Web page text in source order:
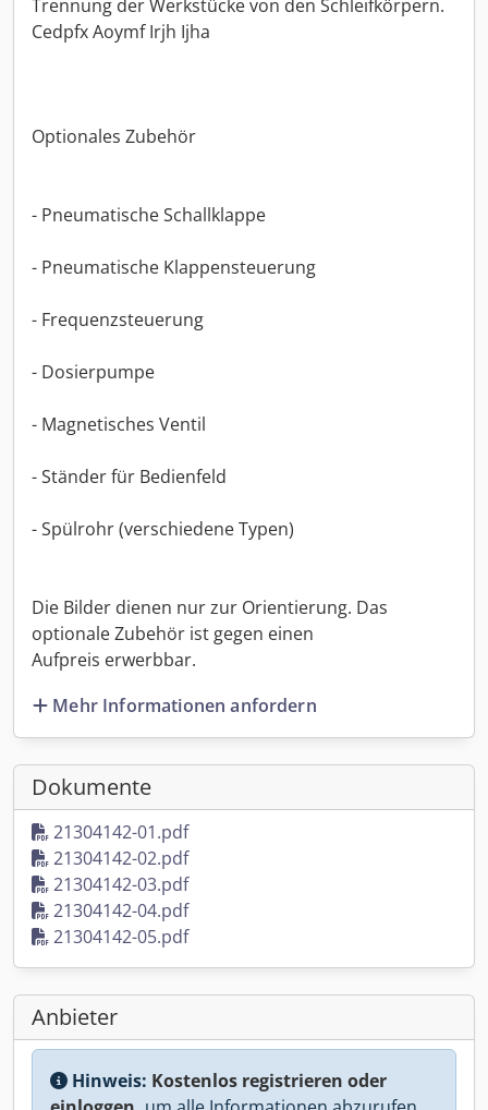
Trennung der Werkstücke von den Schleifkörpern.
Cedpfx Aoymf Irjh Ijha
Optionales Zubehör
- Pneumatische Schallklappe
- Pneumatische Klappensteuerung
- Frequenzsteuerung
- Dosierpumpe
- Magnetisches Ventil
- Ständer für Bedienfeld
- Spülrohr (verschiedene Typen)
Die Bilder dienen nur zur Orientierung. Das
optionale Zubehör ist gegen einen
Aufpreis erwerbbar.
Mehr Informationen anfordern
Dokumente
21304142-01.pdf
21304142-02.pdf
21304142-03.pdf
21304142-04.pdf
21304142-05.pdf
Anbieter
Hinweis: Kostenlos registrieren oder